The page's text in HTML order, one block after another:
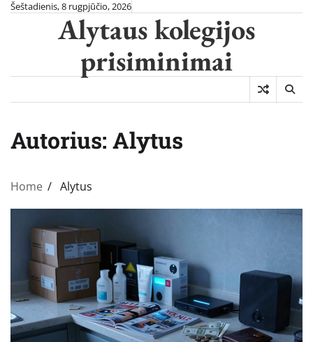
SkipŠeštadienis, 8 rugpjūčio, 2026
Alytaus kolegijos
prisiminimai
Autorius: Alytus
Home Alytus